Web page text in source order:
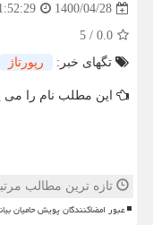
1400/04/28
0.0
/
5
تگهای خبر:
رپورتاژ
این مطلب نام را می
تازه ترین مطالب
عبور امضاکنندگان پویش حامیان بیانیه